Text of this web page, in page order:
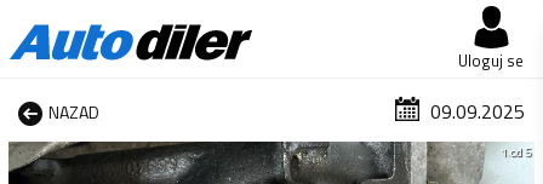
Uloguj se
NAZAD 09.09.2025
1 od 5